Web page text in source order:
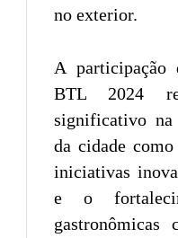
no exterior.
A participação
BTL 2024
significativo na
da cidade
iniciativas
e o